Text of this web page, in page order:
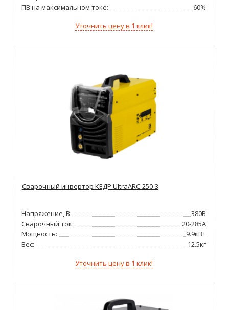
ПВ на максимальном токе:
60%
Уточнить цену в 1 клик!
Сварочный инвертор КЕДР UltraARC-250-3
Напряжение, В:
380В
Сварочный ток:
20-285А
Мощность:
9.9кВт
Вес:
12.5кг
Уточнить цену в 1 клик!